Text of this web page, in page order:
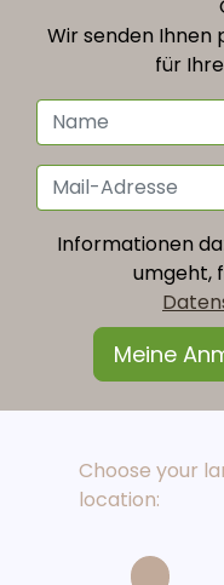
Wir senden Ihnen
für
Informationen
umgeht,
Choose your
location: